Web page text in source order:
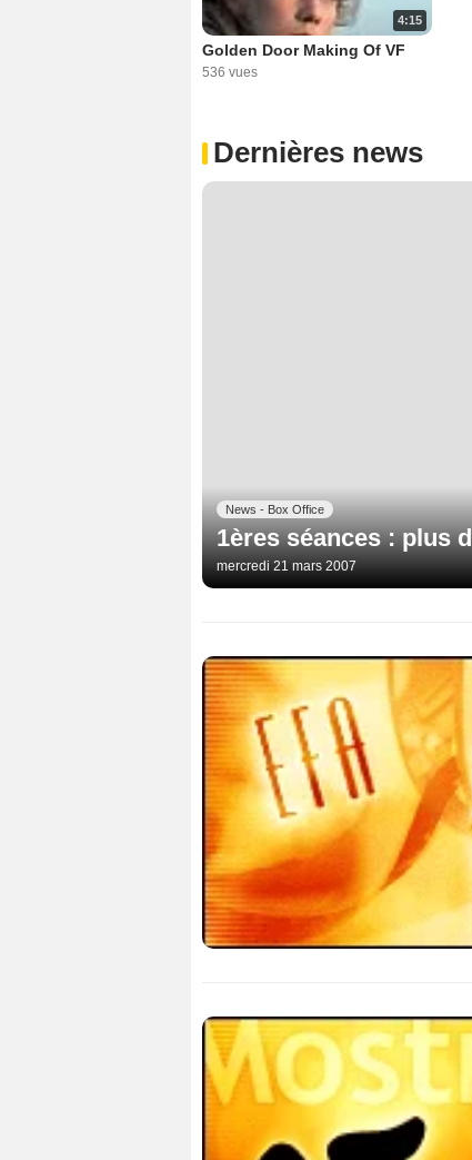
4:15
Golden Door Making Of VF
536 vues
Dernières news
News - Box Office
1ères séances : plus
mercredi 21 mars 2007